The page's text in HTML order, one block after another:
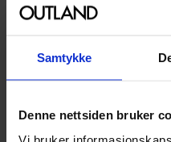
Samtykke
Denne nettsiden bruker
179 00
Ikke på nettlager